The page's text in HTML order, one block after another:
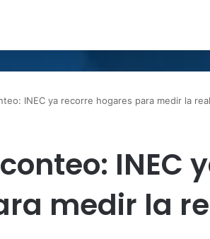
INEC ya recorre hogares para medir la
INEC
medir la